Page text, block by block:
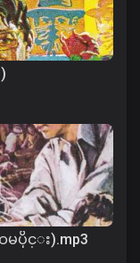
ပိုင္း).mp3